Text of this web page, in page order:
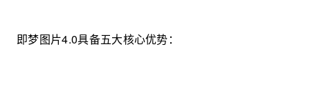
即梦图片4.0具备五大核心优势：